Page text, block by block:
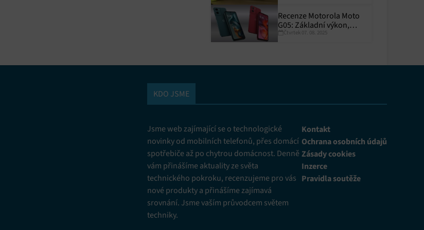
Recenze Motorola Moto
G05: Základní výkon,
skvělá výdrž
Čtvrtek 07. 08. 2025
KDO JSME
Jsme web zajímající se o technologické
novinky od mobilních telefonů, přes domácí
spotřebiče až po chytrou domácnost. Denně
vám přinášíme aktuality ze světa
technického pokroku, recenzujeme pro vás
nové produkty a přinášíme zajímavá
srovnání. Jsme vaším průvodcem světem
techniky.
Kontakt
Ochrana osobních údajů
Zásady cookies
Inzerce
Pravidla soutěže